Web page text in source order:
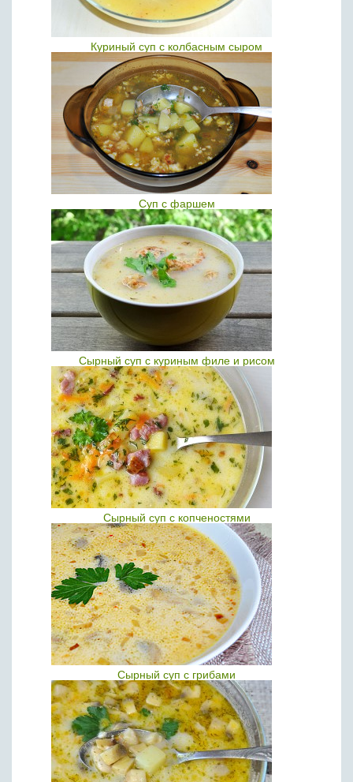
Куриный суп с колбасным сыром
Суп с фаршем
Сырный суп с куриным филе и рисом
Сырный суп с копченостями
Сырный суп с грибами